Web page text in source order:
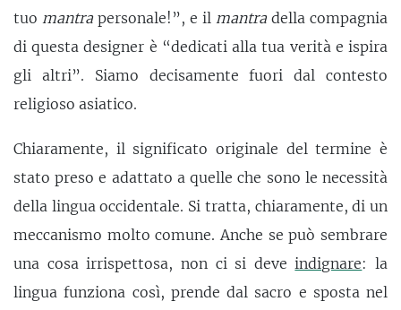
tuo mantrapersonale!”, e il mantradella compagnia
di questa designer è “dedicati alla tua verità e ispira
gli altri”. Siamo decisamente fuori dal contesto
religioso asiatico.
Chiaramente, il significato originale del termine è
stato preso e adattato a quelle che sono le necessità
della lingua occidentale. Si tratta, chiaramente, di un
meccanismo molto comune. Anche se può sembrare
una cosa irrispettosa, non ci si deveindignare: la
lingua funziona così, prende dal sacro e sposta nel